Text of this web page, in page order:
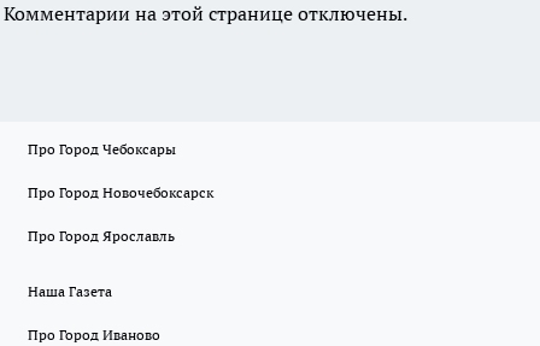
Комментарии на этой странице отключены.
Про Город Чебоксары
Про Город Новочебоксарск
Про Город Ярославль
Наша Газета
Про Город Иваново